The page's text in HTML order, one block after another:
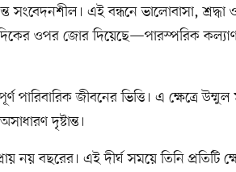
সংবেদনশীল। এই বন্ধনে ভালোবাসা, শ্রদ্ধা
ওপর জোর দিয়েছে—পারস্পরিক
জীবনের ভিত্তি। এ ক্ষেত্রে উম্মুল
দৃষ্টান্ত।
নয় বছরের। এই দীর্ঘ সময়ে তিনি প্রতিটি